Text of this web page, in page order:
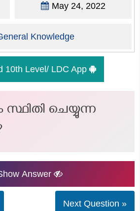
May 24, 2022
Knowledge
10th Level/ LDC App
ചെയ്യുന്ന
Answer
Next Question »